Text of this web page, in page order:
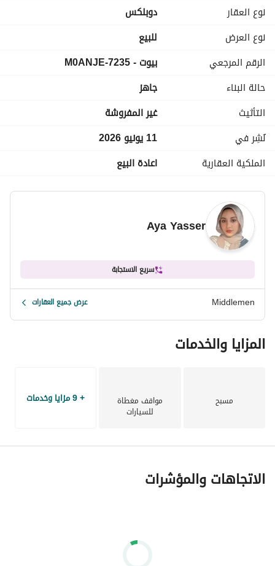
Middlemen Real Estate
نصيحة حقيقية… واختيار مناسب.
سواء كنت بتدور على سكن أو استثمار —
من خلال فريق محترف من المستشارين العقاريين
فاهمين احتياجاتك كويس ودارسين السوق.
بنغطي مناطق:
الشمالي – العين السخنة
نوع العقار
دوبلكس
نوع العرض
للبيع
الرقم المرجعي
بيوت - 7235-M0ANJE
حالة البناء
جاهز
التأثيث
غير المفروشة
نُشِر في
11 يونيو 2026
الملكية العقارية
اعادة البيع
Aya Yasser
سريع الاستجابة
Middlemen عرض جميع العقارات
المزايا والخدمات
مسبح مواقف مغطاة
للسيارات
+ 9 مزايا وخدمات
الاتجاهات والمؤشرات